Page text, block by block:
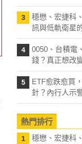
3
穩懋、宏捷科
訊與低軌衛星
4
0050、台積電
錢？真正想改
5
ETF愈跌愈買
針？內行人示
熱門排行
1
穩懋、宏捷科